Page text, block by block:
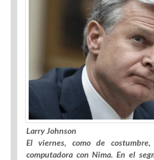
Larry Johnson
El viernes, como de
computadora con Nima. En el